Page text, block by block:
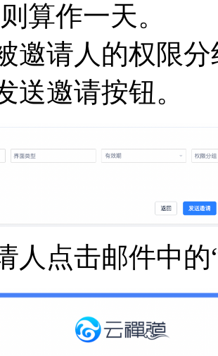
算作一天。
邀请人的权限
送邀请按钮。
人点击邮件中